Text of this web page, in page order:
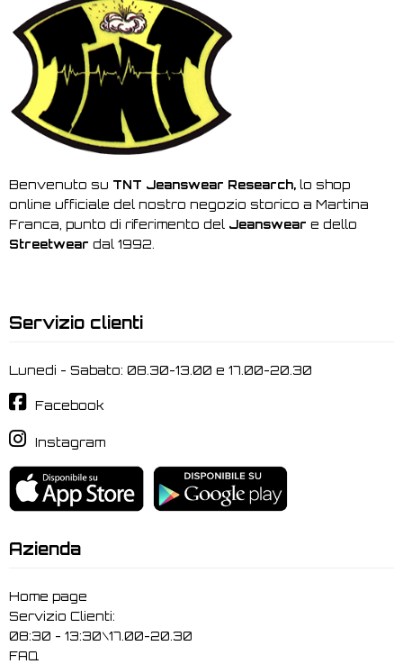
Benvenuto su TNT Jeanswear Research, lo shop
online ufficiale del nostro negozio storico a Martina
Franca, punto di riferimento del Jeanswear e dello
Streetwear dal 1992.
Servizio clienti
Lunedi - Sabato: 08.30-13.00 e 17.00-20.30
Facebook
Instagram
Azienda
Home page
Servizio Clienti:
08:30 - 13:30\17.00-20.30
FAQ